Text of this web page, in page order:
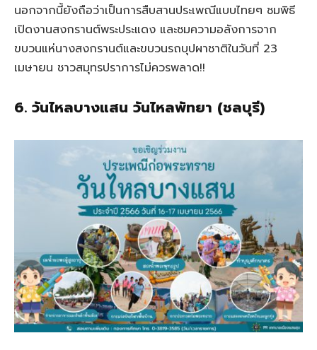
นอกจากนี้ยังถือว่าเป็นการสืบสานประเพณีแบบไทยๆ ชมพิธี
เปิดงานสงกรานต์พระประแดง และชมความอลังการจาก
ขบวนแห่นางสงกรานต์และขบวนรถบุปผาชาติในวันที่ 23
เมษายน ชาวสมุทรปราการไม่ควรพลาด!!
6. วันไหลบางแสน วันไหลพัทยา (ชลบุรี)